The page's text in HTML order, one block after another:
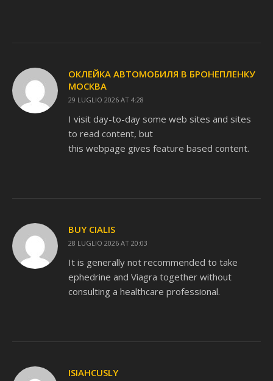
ОКЛЕЙКА АВТОМОБИЛЯ В БРОНЕПЛЕНКУ
МОСКВА
29 LUGLIO 2026 AT 4:28
I visit day-to-day some web sites and sites
to read content, but
this webpage gives feature based content.
BUY CIALIS
28 LUGLIO 2026 AT 20:03
It is generally not recommended to take
ephedrine and Viagra together without
consulting a healthcare professional.
ISIAHCUSLY